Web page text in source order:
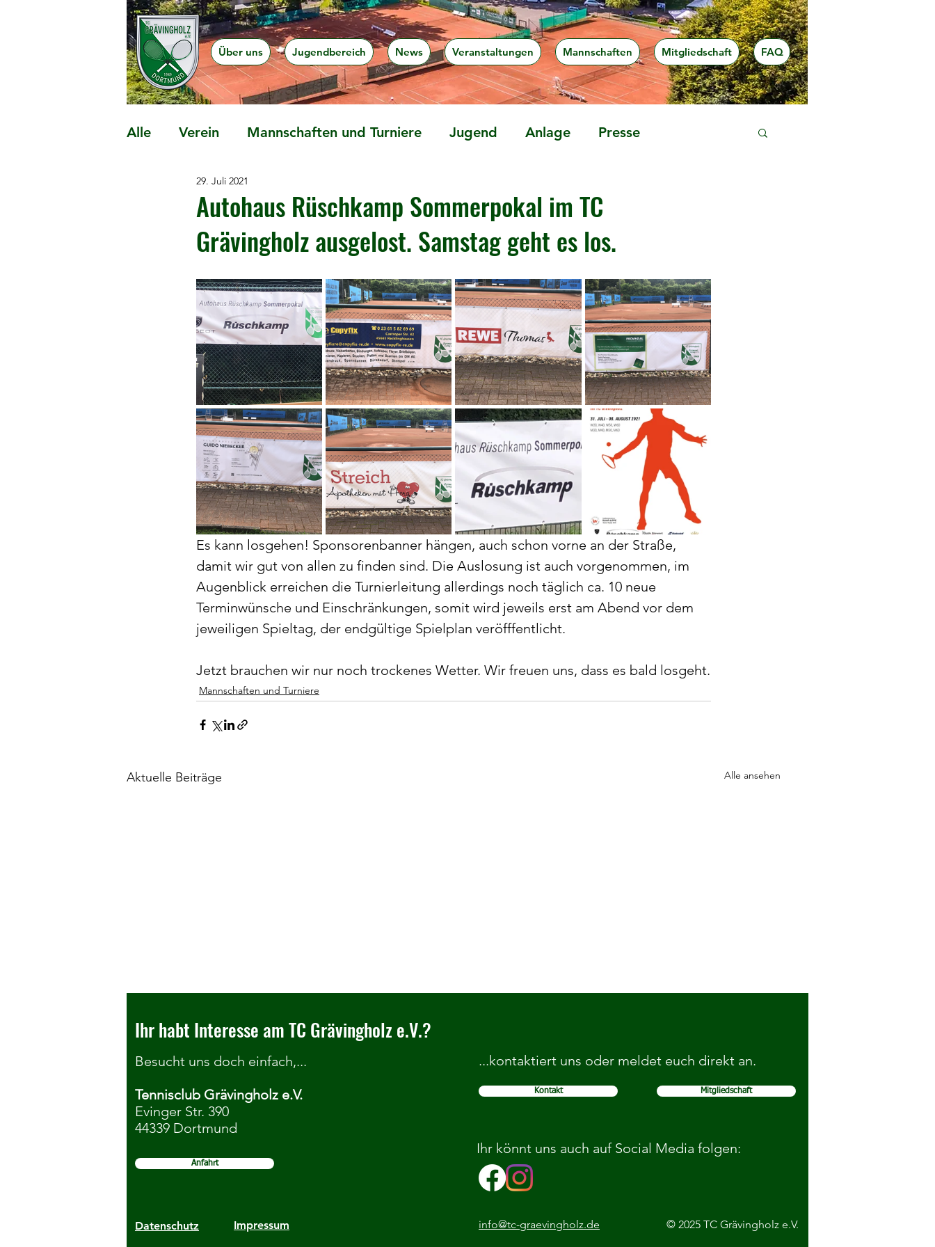
Über uns Jugendbereich News Veranstaltungen Mannschaften Mitgliedschaft FAQ
Alle Verein Mannschaften und Turniere Jugend Anlage Presse
Präventionsangebote
Autohaus Rüschkamp Sommerpokal im TC
Grävingholz ausgelost. Samstag geht es los.
29. Juli 2021
Es kann losgehen! Sponsorenbanner hängen, auch schon vorne an der Straße,
damit wir gut von allen zu finden sind. Die Auslosung ist auch vorgenommen, im
Augenblick erreichen die Turnierleitung allerdings noch täglich ca. 10 neue
Terminwünsche und Einschränkungen, somit wird jeweils erst am Abend vor dem
jeweiligen Spieltag, der endgültige Spielplan veröfffentlicht.
Jetzt brauchen wir nur noch trockenes Wetter. Wir freuen uns, dass es bald losgeht.
Mannschaften und Turniere
Aktuelle Beiträge Alle ansehen
Infoveranstaltung
Jugendmannschaftsspiele 2026
Ihr habt Interesse am TC Grävingholz e.V.?
Besucht uns doch einfach,...
Tennisclub Grävingholz e.V.
Evinger Str. 390
44339 Dortmund
Anfahrt
Datenschutz Impressum
...kontaktiert uns oder meldet euch direkt an.
Kontakt Mitgliedschaft
Ihr könnt uns auch auf Social Media folgen:
info@tc-graevingholz.de © 2025 TC Grävingholz e.V.